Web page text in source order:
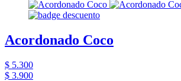
Acordonado Coco
$ 5.300
$ 3.900